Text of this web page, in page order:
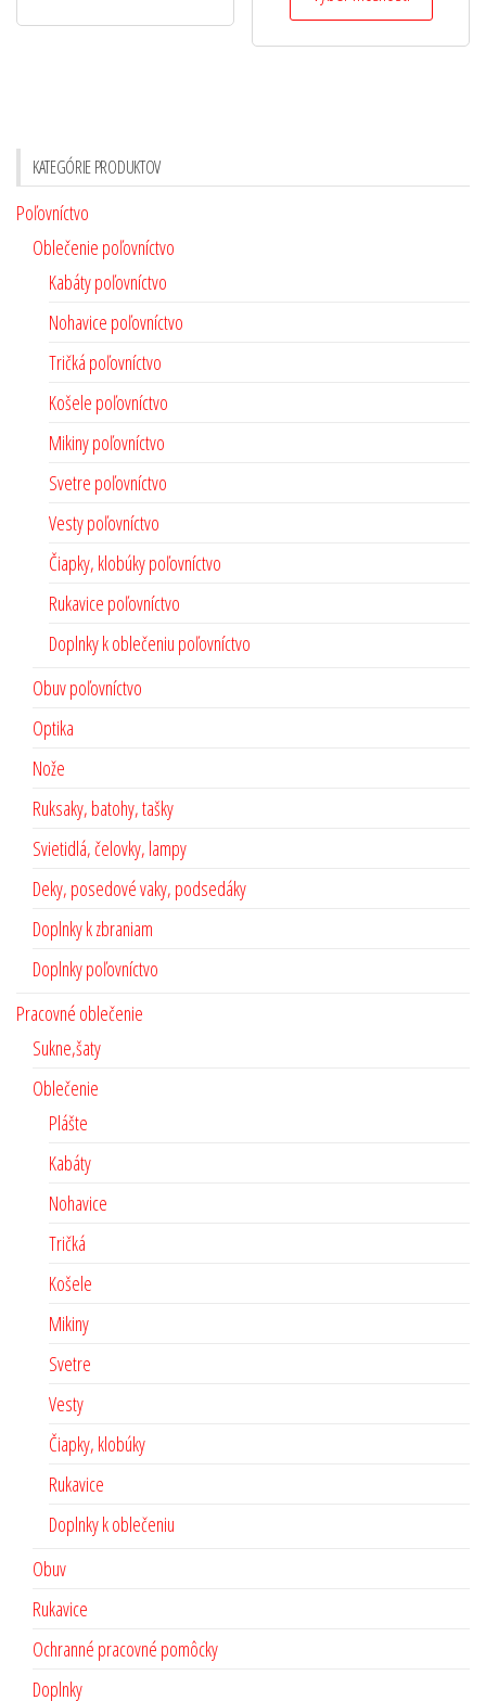
KATEGÓRIE PRODUKTOV
Poľovníctvo
Oblečenie poľovníctvo
Kabáty poľovníctvo
Nohavice poľovníctvo
Tričká poľovníctvo
Košele poľovníctvo
Mikiny poľovníctvo
Svetre poľovníctvo
Vesty poľovníctvo
Čiapky, klobúky poľovníctvo
Rukavice poľovníctvo
Doplnky k oblečeniu poľovníctvo
Obuv poľovníctvo
Optika
Nože
Ruksaky, batohy, tašky
Svietidlá, čelovky, lampy
Deky, posedové vaky, podsedáky
Doplnky k zbraniam
Doplnky poľovníctvo
Pracovné oblečenie
Sukne,šaty
Oblečenie
Plášte
Kabáty
Nohavice
Tričká
Košele
Mikiny
Svetre
Vesty
Čiapky, klobúky
Rukavice
Doplnky k oblečeniu
Obuv
Rukavice
Ochranné pracovné pomôcky
Doplnky